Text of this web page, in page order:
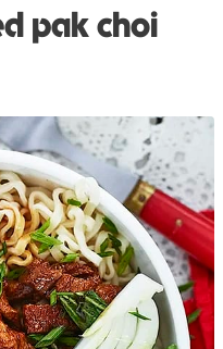
pak choi
har 0 kommentarer